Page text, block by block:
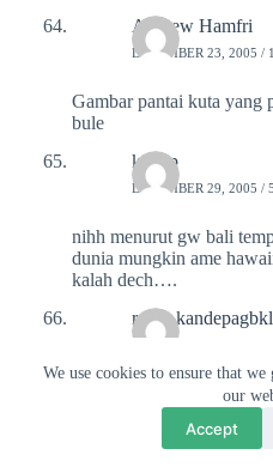
We use cookies to ensure that
our
Accept
Andrew Hamfri
DECEMBER 23, 2005 /
Gambar pantai kuta yang
bule
kethip
DECEMBER 29, 2005 /
nihh menurut gw bali
dunia mungkin ame
kalah dech….
rolly_kandepagbkl
tolongdonnnnng foto ayu
dikiriiiiiii…..m